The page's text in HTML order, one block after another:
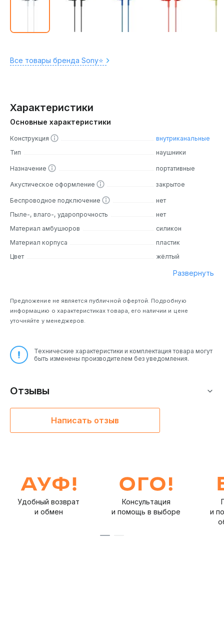
Все товары бренда Sony⭐️
Характеристики
Основные характеристики
Конструкция
внутриканальные
Тип
наушники
Назначение портативные
Акустическое оформление закрытое
Беспроводное подключение
нет
Пыле-, влаго-, ударопрочность
нет
Материал амбушюров
силикон
Материал корпуса
пластик
Цвет
жёлтый
Развернуть
Предложение не является публичной офертой. Подробную
информацию о характеристиках товара, его наличии и цене
уточняйте у менеджеров.
Технические характеристики и комплектация товара могут
быть изменены производителем без уведомления.
Отзывы
Написать отзыв
Удобный возврат
и обмен
Консультация
и помощь в выборе
и